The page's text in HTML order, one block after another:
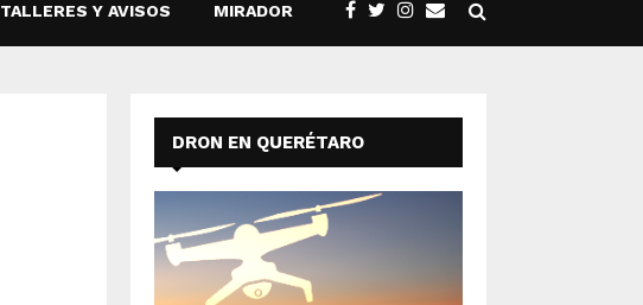
TALLERES Y AVISOS MIRADOR
DRON EN QUERÉTARO